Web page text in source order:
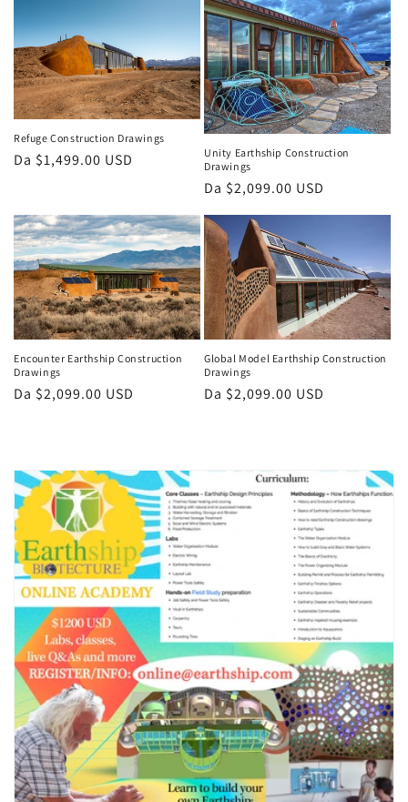
Refuge Construction Drawings
Prezzo
Da $1,499.00 USD
Unity Earthship Construction
Drawings
Prezzo
di
listino
Da $2,099.00 USD
Encounter Earthship Construction
Drawings
Prezzo
Da $2,099.00 USD
Global Model Earthship Construction
Drawings
Prezzo
Da $2,099.00 USD